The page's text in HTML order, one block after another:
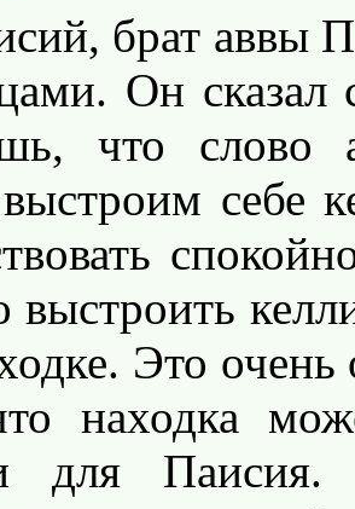
брат аввы
Он
что слово
себе
выстроить
Это
находка
для